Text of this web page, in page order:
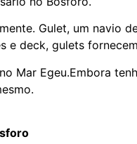
Gulet, um navio
e deck, gulets
Mar Egeu.Embora